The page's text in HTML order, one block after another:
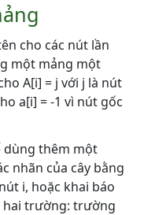
cho các nút lần
một mảng một
A[i] = j với j là nút
a[i] = -1 vì nút gốc
dùng thêm một
nhãn của cây bằng
i, hoặc khai báo
hai trường: trường